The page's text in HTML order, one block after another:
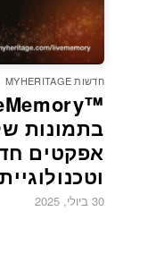
חדשות MYHERITAGE
בתמונות
אפקטים
וטכנולוגיית AI משופרת
30 ביולי, 2025